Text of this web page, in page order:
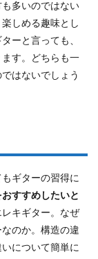
多いのではない
しめる趣味とし
ーと言っても、
す。どちらも一
はないでしょう
ギターの習得に
すすめしたいと
キギター。なぜ
のか。構造の違
について簡単に